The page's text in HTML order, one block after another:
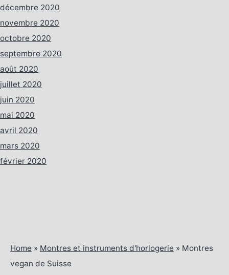
décembre 2020
novembre 2020
octobre 2020
septembre 2020
août 2020
juillet 2020
juin 2020
mai 2020
avril 2020
mars 2020
février 2020
Home » Montres et instruments d'horlogerie » Montres
vegan de Suisse